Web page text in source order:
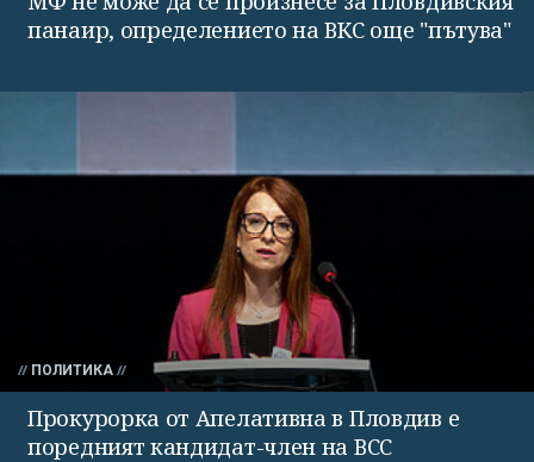
панаир, определението на ВКС още "пътува"
ПОЛИТИКА
Прокурорка от Апелативна в Пловдив е
поредният кандидат-член на ВСС